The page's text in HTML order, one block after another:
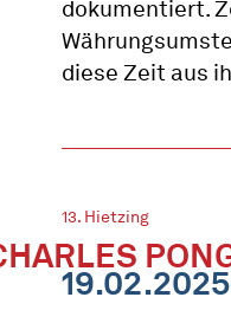
dokumentiert.
diese Zeit aus
13. Hietzing